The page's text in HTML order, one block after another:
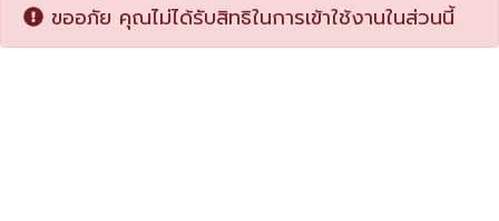
ขออภัย คุณไม่ได้รับสิทธิในการเข้าใช้งานในส่วนนี้